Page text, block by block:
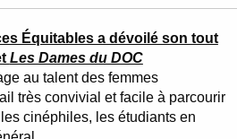
Équitables a dévoilé son tout
Les Dames du DOC
au talent des femmes
très convivial et facile à parcourir
cinéphiles, les étudiants en